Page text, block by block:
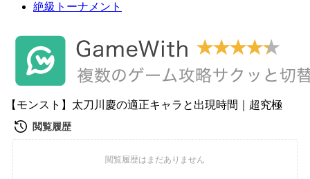
絶級トーナメント
【モンスト】太刀川慶の適正キャラと出現時間｜超究極